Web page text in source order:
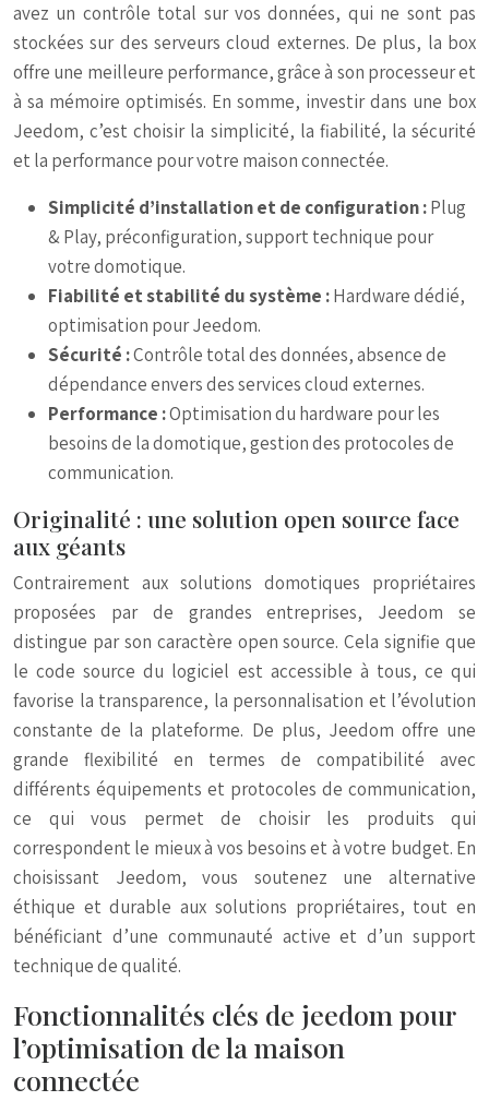
avez un contrôle total sur vos données, qui ne sont pas
stockées sur des serveurs cloud externes. De plus, la box
offre une meilleure performance, grâce à son processeur et
à sa mémoire optimisés. En somme, investir dans une box
Jeedom, c’est choisir la simplicité, la fiabilité, la sécurité
et la performance pour votre maison connectée.
Simplicité d’installation et de configuration :Plug
& Play, préconfiguration, support technique pour
votre domotique.
Fiabilité et stabilité du système :Hardware dédié,
optimisation pour Jeedom.
Sécurité :Contrôle total des données, absence de
dépendance envers des services cloud externes.
Performance :Optimisation du hardware pour les
besoins de la domotique, gestion des protocoles de
communication.
Originalité : une solution open source face
aux géants
Contrairement aux solutions domotiques propriétaires
proposées par de grandes entreprises, Jeedom se
distingue par son caractère open source. Cela signifie que
le code source du logiciel est accessible à tous, ce qui
favorise la transparence, la personnalisation et l’évolution
constante de la plateforme. De plus, Jeedom offre une
grande flexibilité en termes de compatibilité avec
différents équipements et protocoles de communication,
ce qui vous permet de choisir les produits qui
correspondent le mieux à vos besoins et à votre budget. En
choisissant Jeedom, vous soutenez une alternative
éthique et durable aux solutions propriétaires, tout en
bénéficiant d’une communauté active et d’un support
technique de qualité.
Fonctionnalités clés de jeedom pour
l’optimisation de la maison
connectée